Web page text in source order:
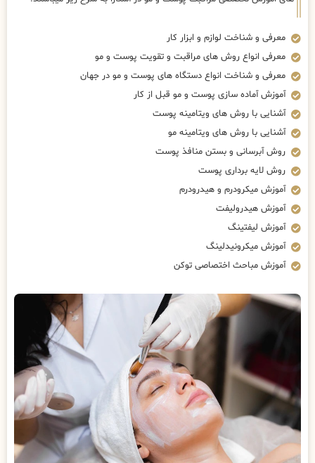
معرفی و شناخت لوازم و ابزار کار
معرفی انواع روش های مراقبت و تقویت پوست و مو
معرفی و شناخت انواع دستگاه های پوست و مو در جهان
آموزش آماده سازی پوست و مو قبل از کار
آشنایی با روش های ویتامینه پوست
آشنایی با روش های ویتامینه مو
روش آبرسانی و بستن منافذ پوست
روش لایه برداری پوست
آموزش میکرودرم و هیدرودرم
آموزش هیدرولیفت
آموزش لیفتینگ
آموزش میکرونیدلینگ
آموزش مباحث اختصاصی توکن